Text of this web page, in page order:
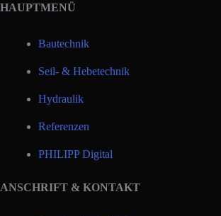
HAUPTMENÜ
Bautechnik
Seil- & Hebetechnik
Hydraulik
Referenzen
PHILIPP Digital
ANSCHRIFT & KONTAKT